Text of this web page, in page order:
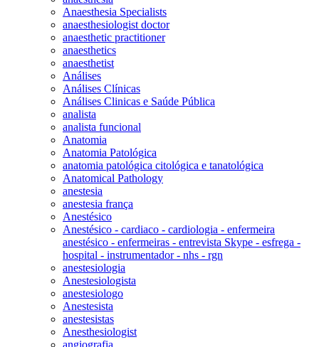
Anaesthesia Specialists
anaesthesiologist doctor
anaesthetic practitioner
anaesthetics
anaesthetist
Análises
Análises Clínicas
Análises Clinicas e Saúde Pública
analista
analista funcional
Anatomia
Anatomia Patológica
anatomia patológica citológica e tanatológica
Anatomical Pathology
anestesia
anestesia frança
Anestésico
Anestésico - cardiaco - cardiologia - enfermeira
anestésico - enfermeiras - entrevista Skype - esfrega -
hospital - instrumentador - nhs - rgn
anestesiologia
Anestesiologista
anestesiologo
Anestesista
anestesistas
Anesthesiologist
angiografia